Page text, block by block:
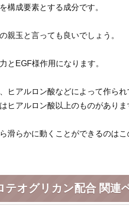
構成要素とする成分です。
親玉と言っても良いでしょう。
とEGF様作用になります。
ヒアルロン酸などによって作ら
ヒアルロン酸以上のものがありま
滑らかに動くことができるのは
オグリカン配合 関連